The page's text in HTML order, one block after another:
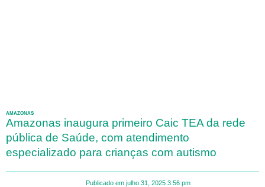
AMAZONAS
Amazonas inaugura primeiro Caic TEA da rede
pública de Saúde, com atendimento
especializado para crianças com autismo
Publicado em julho 31, 2025 3:56 pm